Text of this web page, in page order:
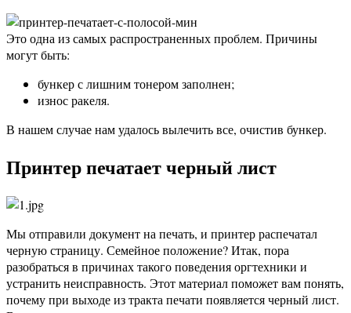
Это одна из самых распространенных проблем. Причины
могут быть:
бункер с лишним тонером заполнен;
износ ракеля.
В нашем случае нам удалось вылечить все, очистив бункер.
Принтер печатает черный лист
Мы отправили документ на печать, и принтер распечатал
черную страницу. Семейное положение? Итак, пора
разобраться в причинах такого поведения оргтехники и
устранить неисправность. Этот материал поможет вам понять,
почему при выходе из тракта печати появляется черный лист.